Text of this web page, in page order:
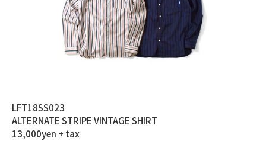
LFT18SS023
ALTERNATE STRIPE VINTAGE SHIRT
13,000yen + tax